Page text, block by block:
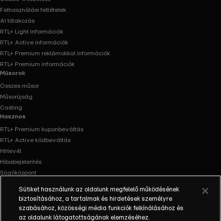
Felhasználási feltételek
AI tiltakozás
RTL+ Light információk
RTL+ Active információk
RTL+ Premium reklámokkal információk
RTL+ Premium információk
Műsorok
Összes műsor
Műsorújság
Casting
Hasznos
RTL+ Premium kuponbeváltás
RTL+ Active kódbeváltás
Hírlevél
Hibabejelentés
Súgóközpont
FacebookInstagram
Sütiket használunk az oldalunk megfelelő működésének
biztosításához, a tartalmak és hirdetések személyre
szabásához, közösségi média funkciók felkínálásához és
az oldalunk látogatottságának elemzéséhez.